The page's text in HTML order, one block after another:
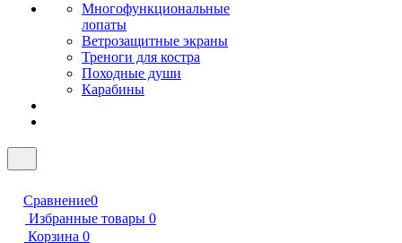
Многофункциональные
лопаты
Ветрозащитные экраны
Треноги для костра
Походные души
Карабины
Сравнение0
Избранные товары 0
Корзина 0